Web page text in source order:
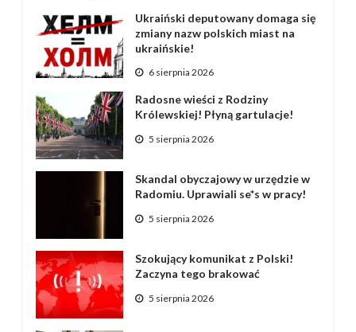
Ukraiński deputowany domaga się
zmiany nazw polskich miast na
ukraińskie!
6 sierpnia 2026
Radosne wieści z Rodziny
Królewskiej! Płyną gartulacje!
5 sierpnia 2026
Skandal obyczajowy w urzędzie w
Radomiu. Uprawiali se*s w pracy!
5 sierpnia 2026
Szokujący komunikat z Polski!
Zaczyna tego brakować
5 sierpnia 2026